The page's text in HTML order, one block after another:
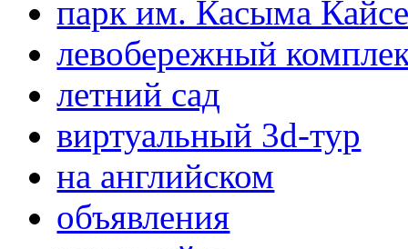
парк им. Касыма
левобережный
летний сад
виртуальный 3d-тур
на английском
объявления